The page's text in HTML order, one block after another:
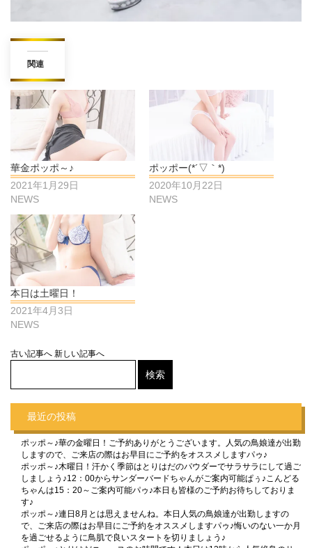
関連
華金ポッポ～♪
2021年1月29日
NEWS
ポッポー(*´▽｀*)
2020年10月22日
NEWS
本日は土曜日！
2021年4月3日
NEWS
古い記事へ 新しい記事へ
最近の投稿
ポッポ～♪華の金曜日！ご予約ありがとうございます。人気の鳥娘達が出勤
しますので、ご来店の際はお早目にご予約をオススメしますパゥ♪
ポッポ～♪木曜日！汗かく季節はとりはだのパウダーでサラサラにして過ご
しましょう♪12：00からサンダーバードちゃんがご案内可能ぱぅ♪こんどる
ちゃんは15：20～ご案内可能パゥ♪本日も皆様のご予約お待ちしておりま
す♪
ポッポ～♪連日8月とは思えませんね。本日人気の鳥娘達が出勤しますの
で、ご来店の際はお早目にご予約をオススメしますパゥ♪悔いのない一か月
を過ごせるように鳥肌で良いスタートを切りましょう♪